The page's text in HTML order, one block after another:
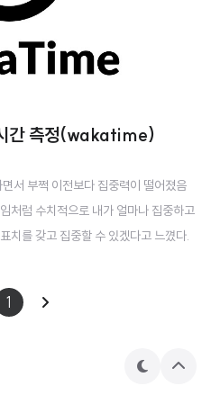
간 측정(wakatime)
서 부쩍 이전보다 집중력이 떨어졌음
처럼 수치적으로 내가 얼마나 집중하고
치를 갖고 집중할 수 있겠다고 느꼈다.
을 자동으로 기록하고 시각화해주는
키보드 입력이나 마우스 활동이 있는
된다. 설치 방법은 매우 간단하며, 개발
1
테
상